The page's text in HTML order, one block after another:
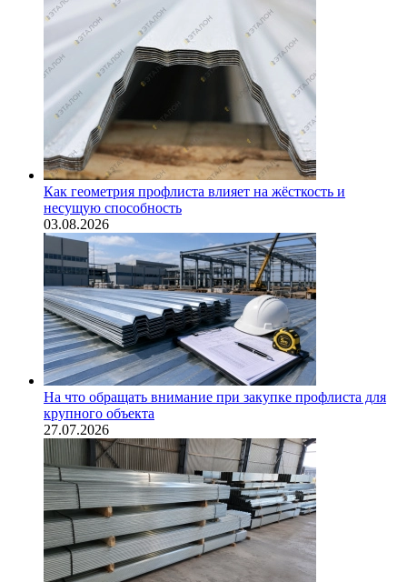
Как геометрия профлиста влияет на жёсткость и
несущую способность
03.08.2026
На что обращать внимание при закупке профлиста для
крупного объекта
27.07.2026